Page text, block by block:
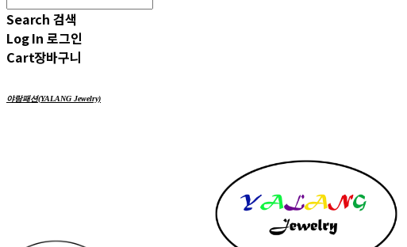
Search 검색
Log In 로그인
Cart장바구니
야랑패션(YALANG Jewelry)